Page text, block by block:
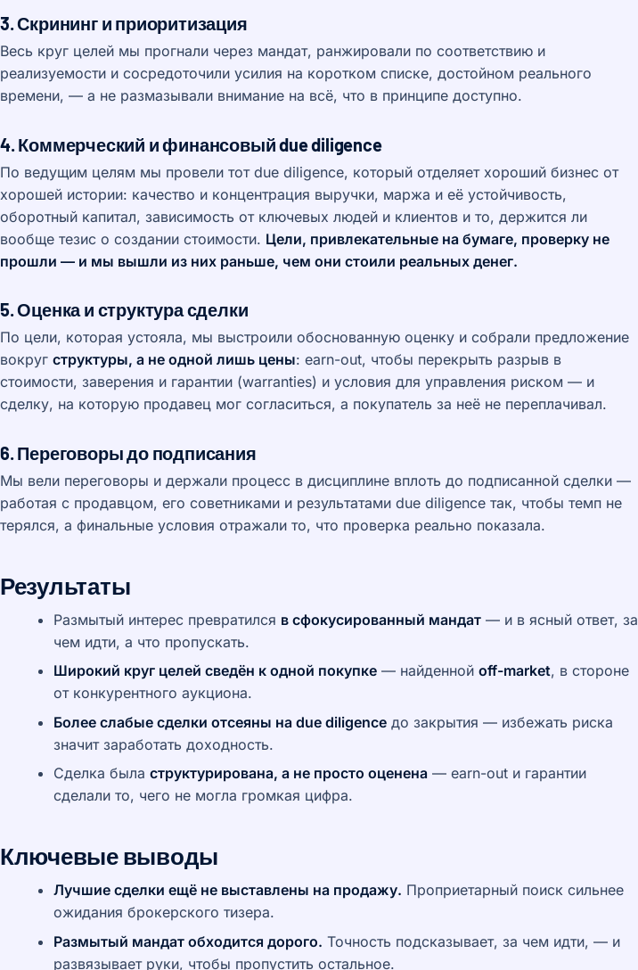
3. Скрининг и приоритизация
Весь круг целей мы прогнали через мандат, ранжировали по соответствию и
реализуемости и сосредоточили усилия на коротком списке, достойном реального
времени, — а не размазывали внимание на всё, что в принципе доступно.
4. Коммерческий и финансовый due diligence
По ведущим целям мы провели тот due diligence, который отделяет хороший бизнес от
хорошей истории: качество и концентрация выручки, маржа и её устойчивость,
оборотный капитал, зависимость от ключевых людей и клиентов и то, держится ли
вообще тезис о создании стоимости. Цели, привлекательные на бумаге, проверку не
прошли — и мы вышли из них раньше, чем они стоили реальных денег.
5. Оценка и структура сделки
По цели, которая устояла, мы выстроили обоснованную оценку и собрали предложение
вокруг структуры, а не одной лишь цены: earn-out, чтобы перекрыть разрыв в
стоимости, заверения и гарантии (warranties) и условия для управления риском — и
сделку, на которую продавец мог согласиться, а покупатель за неё не переплачивал.
6. Переговоры до подписания
Мы вели переговоры и держали процесс в дисциплине вплоть до подписанной сделки —
работая с продавцом, его советниками и результатами due diligence так, чтобы темп не
терялся, а финальные условия отражали то, что проверка реально показала.
Результаты
Размытый интерес превратился в сфокусированный мандат — и в ясный ответ, за
чем идти, а что пропускать.
Широкий круг целей сведён к одной покупке — найденной off-market, в стороне
от конкурентного аукциона.
Более слабые сделки отсеяны на due diligence до закрытия — избежать риска
значит заработать доходность.
Сделка была структурирована, а не просто оценена — earn-out и гарантии
сделали то, чего не могла громкая цифра.
Ключевые выводы
Лучшие сделки ещё не выставлены на продажу. Проприетарный поиск сильнее
ожидания брокерского тизера.
Размытый мандат обходится дорого. Точность подсказывает, за чем идти, — и
развязывает руки, чтобы пропустить остальное.